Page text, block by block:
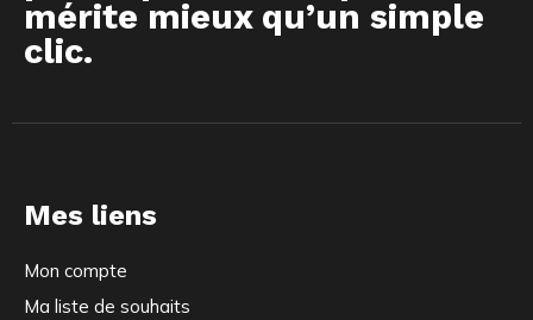
mérite mieux qu’un simple
clic.
Mes liens
Mon compte
Ma liste de souhaits